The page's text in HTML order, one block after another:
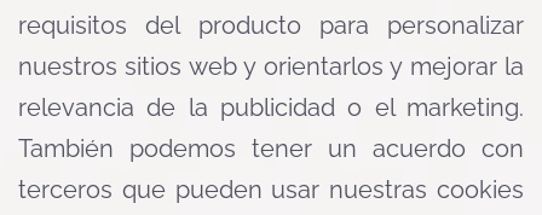
requisitos del producto para personalizar
nuestros sitios web y orientarlos y mejorar la
relevancia de la publicidad o el marketing.
También podemos tener un acuerdo con
terceros que pueden usar nuestras cookies